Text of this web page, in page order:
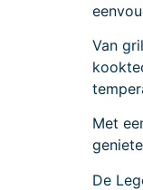
Van
Met
De